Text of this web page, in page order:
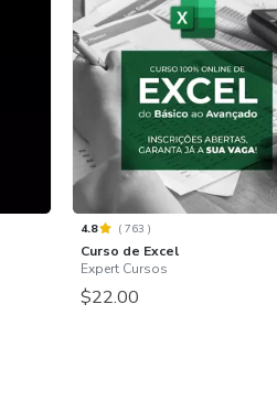
4.8 (763 )
Curso de Excel
Expert Cursos
$22.00